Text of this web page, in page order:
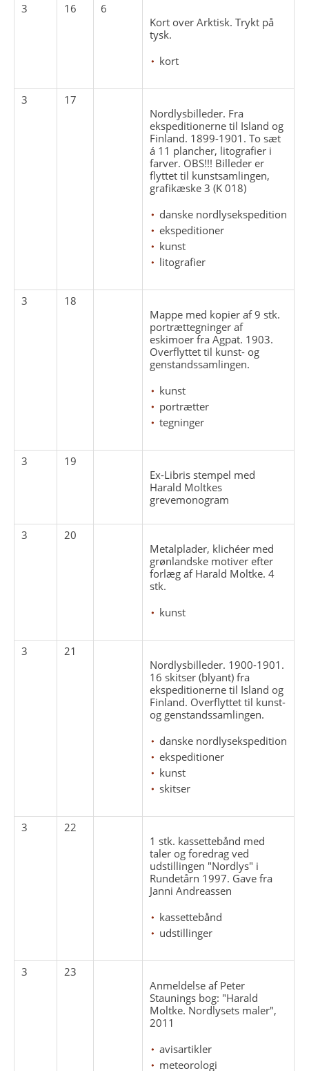
3 16
6
Kort over Arktisk. Trykt på
tysk.
kort
3
17
Nordlysbilleder. Fra
ekspeditionerne til Island og
Finland. 1899-1901. To sæt
á 11 plancher, litografier i
farver. OBS!!! Billeder er
flyttet til kunstsamlingen,
grafikæske 3 (K 018)
danske nordlysekspedition
ekspeditioner
kunst
litografier
3
18
Mappe med kopier af 9 stk.
portrættegninger af
eskimoer fra Agpat. 1903.
Overflyttet til kunst- og
genstandssamlingen.
kunst
portrætter
tegninger
3
19
Ex-Libris stempel med
Harald Moltkes
grevemonogram
3
20
Metalplader, klichéer med
grønlandske motiver efter
forlæg af Harald Moltke. 4
stk.
kunst
3
21
Nordlysbilleder. 1900-1901.
16 skitser (blyant) fra
ekspeditionerne til Island og
Finland. Overflyttet til kunst-
og genstandssamlingen.
danske nordlysekspedition
ekspeditioner
kunst
skitser
3
22
1 stk. kassettebånd med
taler og foredrag ved
udstillingen "Nordlys" i
Rundetårn 1997. Gave fra
Janni Andreassen
kassettebånd
udstillinger
3
23
Anmeldelse af Peter
Staunings bog: "Harald
Moltke. Nordlysets maler",
2011
avisartikler
meteorologi